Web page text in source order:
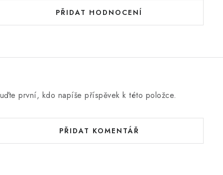
PŘIDAT HODNOCENÍ
první, kdo napíše příspěvek k této položce.
PŘIDAT KOMENTÁŘ